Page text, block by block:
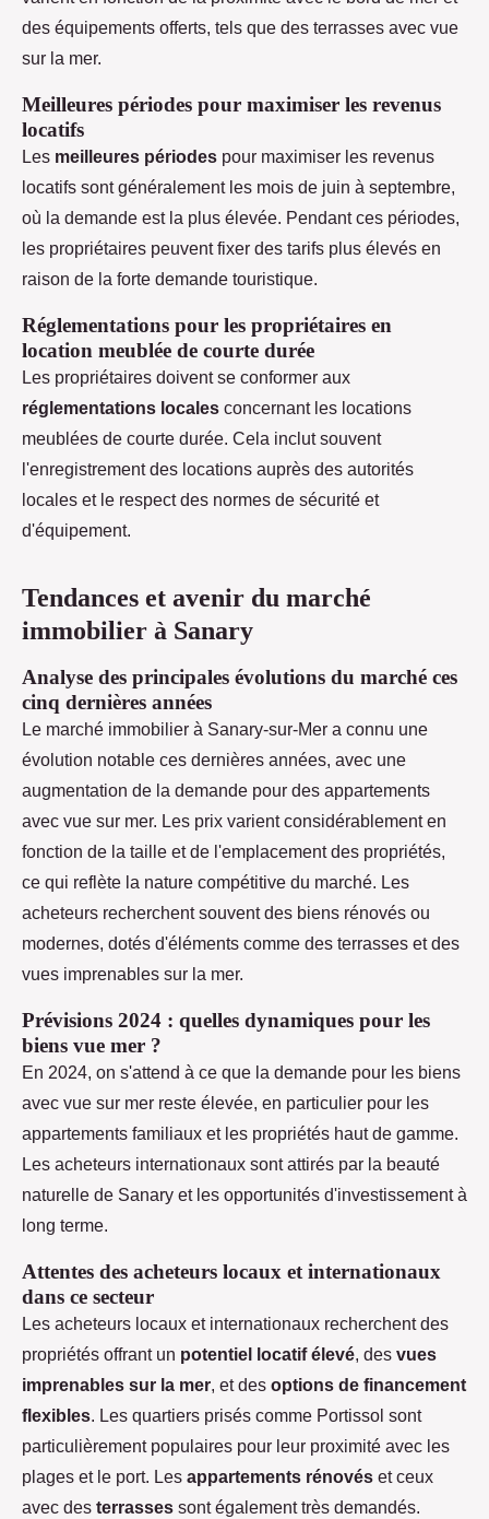
des équipements offerts, tels que des terrasses avec vue
sur la mer.
Meilleures périodes pour maximiser les revenus
locatifs
Les meilleures périodes pour maximiser les revenus
locatifs sont généralement les mois de juin à septembre,
où la demande est la plus élevée. Pendant ces périodes,
les propriétaires peuvent fixer des tarifs plus élevés en
raison de la forte demande touristique.
Réglementations pour les propriétaires en
location meublée de courte durée
Les propriétaires doivent se conformer aux
réglementations locales concernant les locations
meublées de courte durée. Cela inclut souvent
l'enregistrement des locations auprès des autorités
locales et le respect des normes de sécurité et
d'équipement.
Tendances et avenir du marché
immobilier à Sanary
Analyse des principales évolutions du marché ces
cinq dernières années
Le marché immobilier à Sanary-sur-Mer a connu une
évolution notable ces dernières années, avec une
augmentation de la demande pour des appartements
avec vue sur mer. Les prix varient considérablement en
fonction de la taille et de l'emplacement des propriétés,
ce qui reflète la nature compétitive du marché. Les
acheteurs recherchent souvent des biens rénovés ou
modernes, dotés d'éléments comme des terrasses et des
vues imprenables sur la mer.
Prévisions 2024 : quelles dynamiques pour les
biens vue mer ?
En 2024, on s'attend à ce que la demande pour les biens
avec vue sur mer reste élevée, en particulier pour les
appartements familiaux et les propriétés haut de gamme.
Les acheteurs internationaux sont attirés par la beauté
naturelle de Sanary et les opportunités d'investissement à
long terme.
Attentes des acheteurs locaux et internationaux
dans ce secteur
Les acheteurs locaux et internationaux recherchent des
propriétés offrant un potentiel locatif élevé, des vues
imprenables sur la mer, et des options de financement
flexibles. Les quartiers prisés comme Portissol sont
particulièrement populaires pour leur proximité avec les
plages et le port. Les appartements rénovés et ceux
avec des terrasses sont également très demandés.